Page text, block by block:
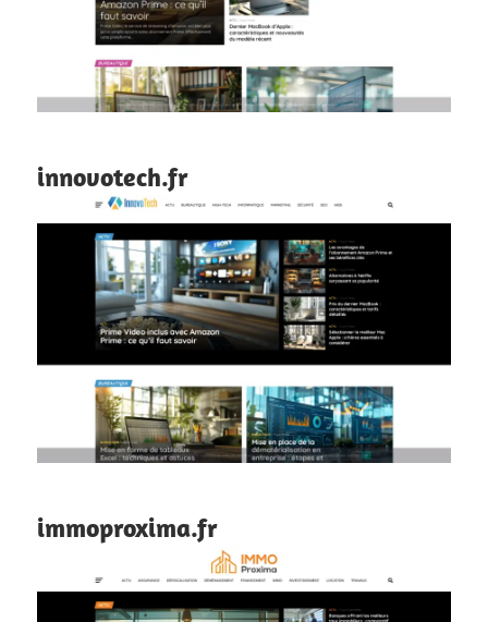
innovotech.fr
immoproxima.fr